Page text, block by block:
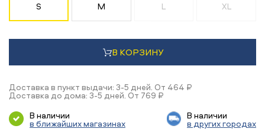
S
M L XL
В КОРЗИНУ
Доставка в пункт выдачи: 3-5 дней. От 464 ₽
Доставка до дома: 3-5 дней. От 769 ₽
В наличии
в ближайших магазинах
В наличии
в других городах